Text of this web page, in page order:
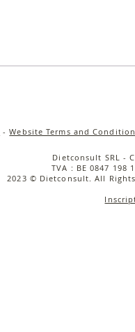
-Website Terms and
Dietconsult SRL -
TVA : BE 0847 198
2023 © Dietconsult. All